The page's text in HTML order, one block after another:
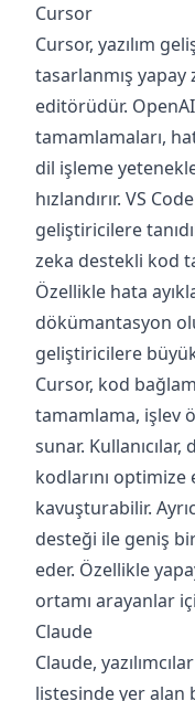
Cursor
Cursor, yazılım
tasarlanmış
editörüdür.
tamamlamaları,
dil işleme
hızlandırır. VS
geliştiricilere
zeka destekli kod
Özellikle hata
dökümantasyon
geliştiricilere
Cursor, kod
tamamlama, işlev
sunar.
kodlarını
kavuşturabilir.
desteği ile geniş
eder. Özellikle
ortamı arayanlar
Claude
Claude,
listesinde yer alan